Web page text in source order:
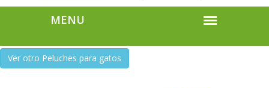
Ver otro Peluches para gatos